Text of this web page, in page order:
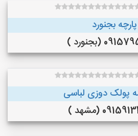
پارچه بجنورد
(بجنورد )
پولک دوزی لباسی
(مشهد )